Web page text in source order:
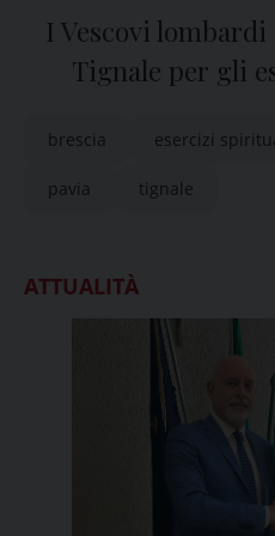
I Vescovi
Tignale per gli
brescia esercizi
pavia tignale
ATTUALITÀ